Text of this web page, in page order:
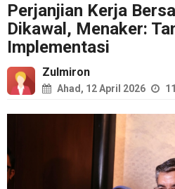
Perjanjian Kerja
Dikawal, Menaker:
Implementasi
Zulmiron
Ahad, 12 April 2026